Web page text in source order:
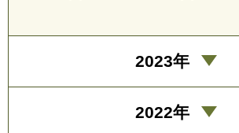
2023年
2022年